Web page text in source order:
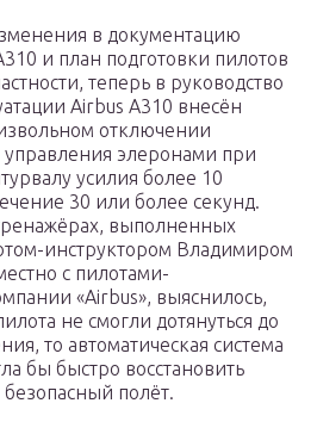
в документацию
и план подготовки пилотов
теперь в руководство
Airbus A310 внесён
отключении
управления элеронами при
усилия более 10
30 или более секунд.
выполненных
инструктором Владимиром
с пилотами-
«Airbus», выяснилось,
не смогли дотянуться до
то автоматическая система
бы быстро восстановить
полёт.